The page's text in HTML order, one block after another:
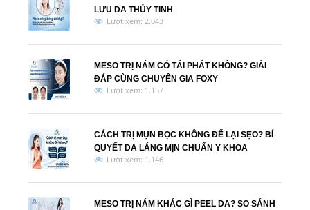
LƯU DA THỦY TINH
Lượt xem: 2.043
MESO TRỊ NÁM CÓ TÁI PHÁT KHÔNG? GIẢI
ĐÁP CÙNG CHUYÊN GIA FOXY
Lượt xem: 1.157
CÁCH TRỊ MỤN BỌC KHÔNG ĐỂ LẠI SẸO? BÍ
QUYẾT DA LÁNG MỊN CHUẨN Y KHOA
Lượt xem: 1.146
MESO TRỊ NÁM KHÁC GÌ PEEL DA? SO SÁNH